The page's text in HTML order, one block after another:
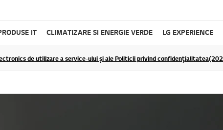
IT CLIMATIZARE SI ENERGIE VERDE LG EXPERIENCE
de utilizare a service-ului și ale Politicii privind